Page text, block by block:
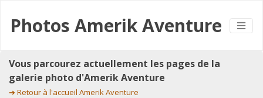
Photos Amerik Aventure
Vous parcourez actuellement les pages de la
galerie photo d'Amerik Aventure
➔ Retour à l'accueil Amerik Aventure